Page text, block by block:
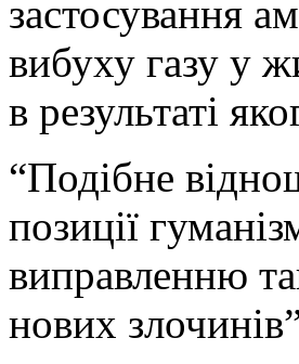
застосування
вибуху газу у
в результаті
“Подібне
позиції
виправленню
нових